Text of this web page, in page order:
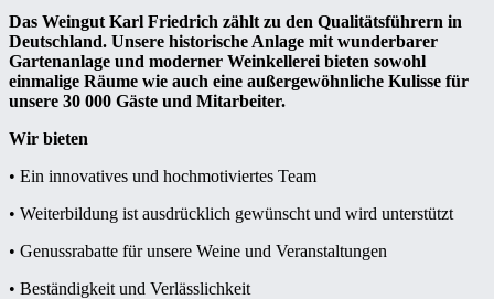
Das Weingut Karl Friedrich zählt zu den Qualitätsführern in
Deutschland. Unsere historische Anlage mit wunderbarer
Gartenanlage und moderner Weinkellerei bieten sowohl
einmalige Räume wie auch eine außergewöhnliche Kulisse für
unsere 30 000 Gäste und Mitarbeiter.
Wir bieten
• Ein innovatives und hochmotiviertes Team
• Weiterbildung ist ausdrücklich gewünscht und wird unterstützt
• Genussrabatte für unsere Weine und Veranstaltungen
• Beständigkeit und Verlässlichkeit